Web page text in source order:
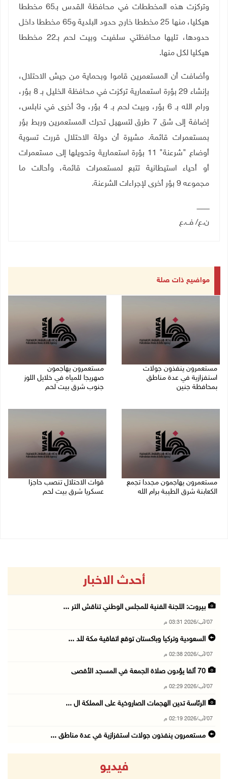
وتركزت هذه المخططات في محافظة القدس بـ65 مخططا
هيكليا، منها 25 مخططا خارج حدود البلدية و65 مخططا داخل
حدودها، تليها محافظتي سلفيت وبيت لحم بـ22 مخططا
هيكليا لكل منها.
وأضافت أن المستعمرين قاموا وبحماية من جيش الاحتلال،
بإنشاء 29 بؤرة استعمارية تركزت في محافظة الخليل بـ 8 بؤر،
ورام الله بـ 6 بؤر، وبيت لحم بـ 4 بؤر، و3 أخرى في نابلس،
إضافة إلى شق 7 طرق لتسهيل تحرك المستعمرين وربط بؤر
بمستعمرات قائمة. مشيرة أن دولة الاحتلال قررت تسوية
أوضاع "شرعنة" 11 بؤرة استعمارية وتحويلها إلى مستعمرات
أو أحياء استيطانية تتبع لمستعمرات قائمة، وأحالت ما
مجموعه 9 بؤر أخرى لإجراءات الشرعنة.
ــــــــــــ
ن.ع/ ف.ع
مواضيع ذات صلة
مستعمرون ينفذون جولات
استفزازية في عدة مناطق
بمحافظة جنين
مستعمرون يهاجمون
صهريجا للمياه في خلايل اللوز
جنوب شرق بيت لحم
مستعمرون يهاجمون مجددا تجمع
الكعابنة شرق الطيبة برام الله
قوات الاحتلال تنصب حاجزا
عسكريا شرق بيت لحم
أحدث الاخبار
بيروت: اللجنة الفنية للمجلس الوطني تناقش التر ...
07/آب/2026 03:31 م
السعودية وتركيا وباكستان توقع اتفاقية مكة للد ...
07/آب/2026 02:38 م
70 ألفا يؤدون صلاة الجمعة في المسجد الأقصى
07/آب/2026 02:29 م
الرئاسة تدين الهجمات الصاروخية على المملكة ال ...
07/آب/2026 02:19 م
مستعمرون ينفذون جولات استفزازية في عدة مناطق ...
أمين عام الجامعة العربية يحذر من نهج إسرائيل ...
فيديو